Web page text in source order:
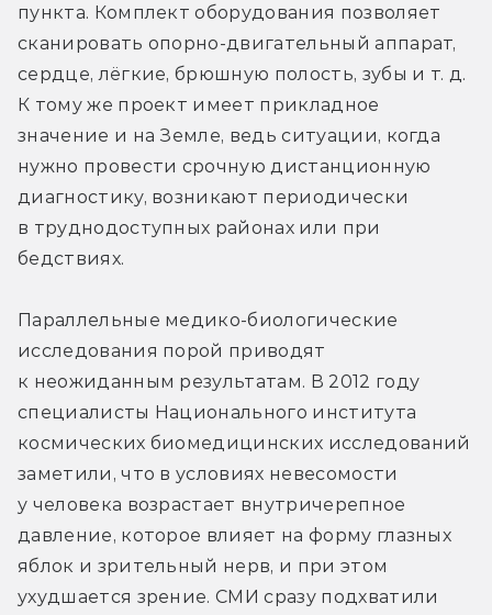
пункта. Комплект оборудования позволяет
сканировать опорно-двигательный аппарат,
сердце, лёгкие, брюшную полость, зубы и т. д.
К тому же проект имеет прикладное
значение и на Земле, ведь ситуации, когда
нужно провести срочную дистанционную
диагностику, возникают периодически
в труднодоступных районах или при
бедствиях.
Параллельные медико-биологические
исследования порой приводят
к неожиданным результатам. В 2012 году
специалисты Национального института
космических биомедицинских исследований
заметили, что в условиях невесомости
у человека возрастает внутричерепное
давление, которое влияет на форму глазных
яблок и зрительный нерв, и при этом
ухудшается зрение. СМИ сразу подхватили